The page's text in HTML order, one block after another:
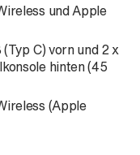
und Apple
C) vorn und 2 x
hinten (45
(Apple